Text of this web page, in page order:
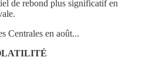
de rebond plus significatif en
Centrales en août...